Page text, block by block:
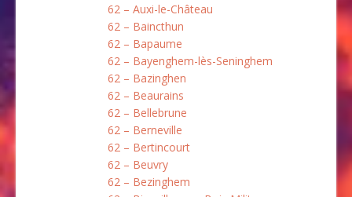
62 – Auxi-le-Château
62 – Baincthun
62 – Bapaume
62 – Bayenghem-lès-Seninghem
62 – Bazinghen
62 – Beaurains
62 – Bellebrune
62 – Berneville
62 – Bertincourt
62 – Beuvry
62 – Bezinghem